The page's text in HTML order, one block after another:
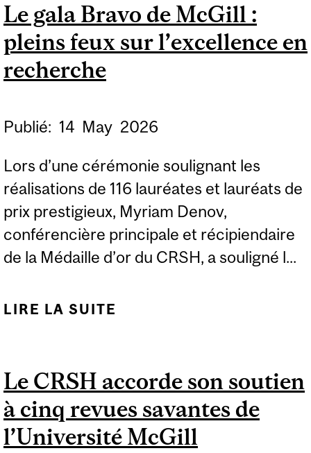
ENSEIGNEMENT
DURNFORD 2026
Le gala Bravo de McGill :
pleins feux sur l’excellence en
recherche
Publié: 14 May 2026
Lors d’une cérémonie soulignant les
réalisations de 116 lauréates et lauréats de
prix prestigieux, Myriam Denov,
conférencière principale et récipiendaire
de la Médaille d’or du CRSH, a souligné l...
LIRE LA SUITE
RECHERCHE
Le CRSH accorde son soutien
à cinq revues savantes de
l’Université McGill